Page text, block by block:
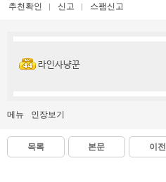
추천확인 신고 스팸신고
라인사냥꾼
메뉴 인장보기
목록 본문 이전